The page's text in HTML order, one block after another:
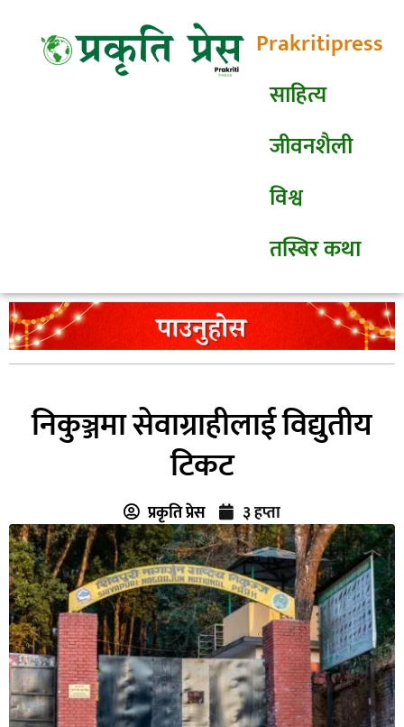
Prakritipress
साहित्य
जीवनशैली
विश्व
तस्बिर कथा
निकुञ्जमा सेवाग्राहीलाई विद्युतीय
टिकट
प्रकृति प्रेस ३ हप्ता